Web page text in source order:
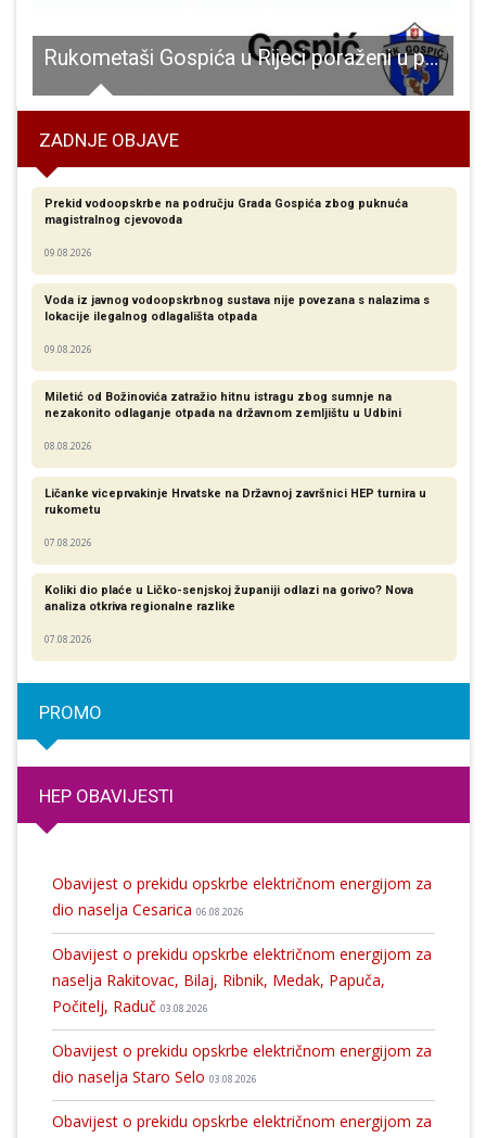
Rukometaši Gospića u Rijeci poraženi u posljednjim sekundama susreta
ZADNJE OBJAVE
Prekid vodoopskrbe na području Grada Gospića zbog puknuća
magistralnog cjevovoda
09.08.2026
Voda iz javnog vodoopskrbnog sustava nije povezana s nalazima s
lokacije ilegalnog odlagališta otpada
09.08.2026
Miletić od Božinovića zatražio hitnu istragu zbog sumnje na
nezakonito odlaganje otpada na državnom zemljištu u Udbini
08.08.2026
Ličanke viceprvakinje Hrvatske na Državnoj završnici HEP turnira u
rukometu
07.08.2026
Koliki dio plaće u Ličko-senjskoj županiji odlazi na gorivo? Nova
analiza otkriva regionalne razlike​
07.08.2026
PROMO
HEP OBAVIJESTI
Obavijest o prekidu opskrbe električnom energijom za
dio naselja Cesarica 06.08.2026
Obavijest o prekidu opskrbe električnom energijom za
naselja Rakitovac, Bilaj, Ribnik, Medak, Papuča,
Počitelj, Raduč 03.08.2026
Obavijest o prekidu opskrbe električnom energijom za
dio naselja Staro Selo 03.08.2026
Obavijest o prekidu opskrbe električnom energijom za